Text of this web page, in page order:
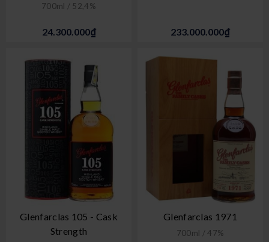
700ml / 52,4%
24.300.000₫ 233.000.000₫
Glenfarclas 105 - Cask
Strength
Glenfarclas 1971
700ml / 47%